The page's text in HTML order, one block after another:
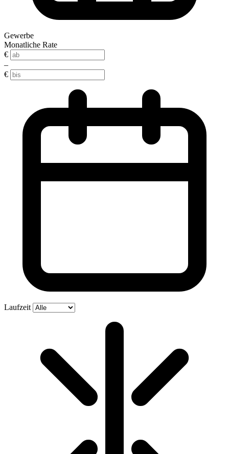
Gewerbe
Monatliche Rate
€
–
€
Laufzeit